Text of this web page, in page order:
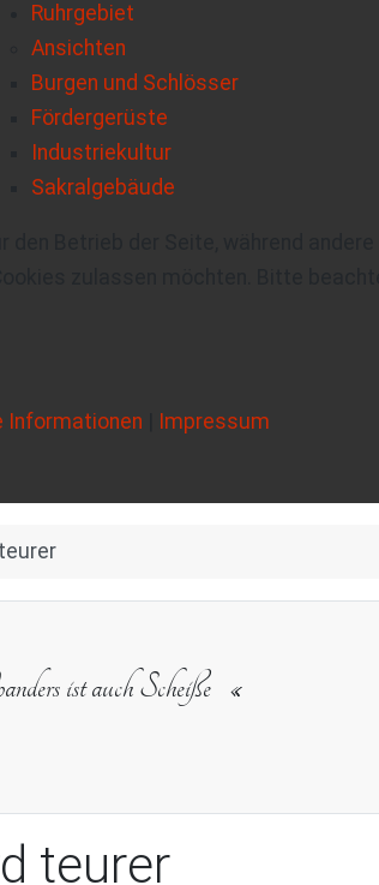
Ruhrgebiet
Ansichten
Burgen und Schlösser
Fördergerüste
Industriekultur
Sakralgebäude
ist auch Scheiße
teurer
Betrieb der Seite, während
zulassen möchten. Bitte
Informationen Impressum